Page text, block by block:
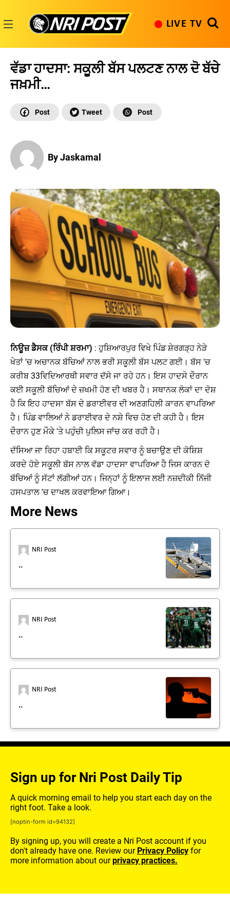
content
LIVE TV
ਵੱਡਾ ਹਾਦਸਾ: ਸਕੂਲੀ ਬੱਸ ਪਲਟਣ ਨਾਲ ਦੋ ਬੱਚੇ
ਜਖ਼ਮੀ…
By Jaskamal
ਨਿਊਜ਼ ਡੈਸਕ (ਰਿੰਪੀ ਸ਼ਰਮਾ) : ਹੁਸ਼ਿਆਰਪੁਰ ਵਿਖੇ ਪਿੰਡ ਸ਼ੇਰਗੜ੍ਹ ਨੇੜੇ
ਖੇਤਾਂ 'ਚ ਅਚਾਨਕ ਬੱਚਿਆਂ ਨਾਲ ਭਰੀ ਸਕੂਲੀ ਬੱਸ ਪਲਟ ਗਈ। ਬੱਸ 'ਚ
ਕਰੀਬ 33ਵਿਦਿਆਰਥੀ ਸਵਾਰ ਦੱਸੇ ਜਾ ਰਹੇ ਹਨ। ਇਸ ਹਾਦਸੇ ਦੌਰਾਨ
ਕਈ ਸਕੂਲੀ ਬੱਚਿਆਂ ਦੇ ਜ਼ਖਮੀ ਹੋਣ ਦੀ ਖਬਰ ਹੈ। ਸਥਾਨਕ ਲੋਕਾਂ ਦਾ ਦੋਸ਼
ਹੈ ਕਿ ਇਹ ਹਾਦਸਾ ਬੱਸ ਦੇ ਡਰਾਈਵਰ ਦੀ ਅਣਗਹਿਲੀ ਕਾਰਨ ਵਾਪਰਿਆ
ਹੈ। ਪਿੰਡ ਵਾਲਿਆਂ ਨੇ ਡਰਾਈਵਰ ਦੇ ਨਸ਼ੇ ਵਿਚ ਹੋਣ ਦੀ ਕਹੀ ਹੈ। ਇਸ
ਦੌਰਾਨ ਹੁਣ ਮੌਕੇ 'ਤੇ ਪਹੁੰਚੀ ਪੁਲਿਸ ਜਾਂਚ ਕਰ ਰਹੀ ਹੈ।
ਦੱਸਿਆ ਜਾ ਰਿਹਾ ਹਬਾਈ ਕਿ ਸਕੂਟਰ ਸਵਾਰ ਨੂੰ ਬਚਾਉਣ ਦੀ ਕੋਸ਼ਿਸ਼
ਕਰਦੇ ਹੋਏ ਸਕੂਲੀ ਬੱਸ ਨਾਲ ਵੱਡਾ ਹਾਦਸਾ ਵਾਪਰਿਆ ਹੈ ਜਿਸ ਕਾਰਨ ਦੋ
ਬੱਚਿਆਂ ਨੂੰ ਸੱਟਾਂ ਲੱਗੀਆਂ ਹਨ। ਜਿਨ੍ਹਾਂ ਨੂੰ ਇਲਾਜ ਲਈ ਨਜ਼ਦੀਕੀ ਨਿੱਜੀ
ਹਸਪਤਾਲ 'ਚ ਦਾਖਲ ਕਰਵਾਇਆ ਗਿਆ।
More News
NRI Post
..
NRI Post
..
NRI Post
..
Sign up for Nri Post Daily Tip
A quick morning email to help you start each day on the
right foot. Take a look.
[noptin-form id=94132]
By signing up, you will create a Nri Post account if you
don't already have one. Review our Privacy Policy for
more information about ourprivacy practices.